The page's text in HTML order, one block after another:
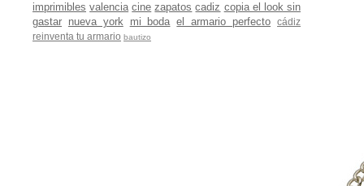
imprimibles valencia cine zapatos cadiz copia el look sin
gastar nueva york mi boda el armario perfecto
cádiz
reinventa tu armario bautizo